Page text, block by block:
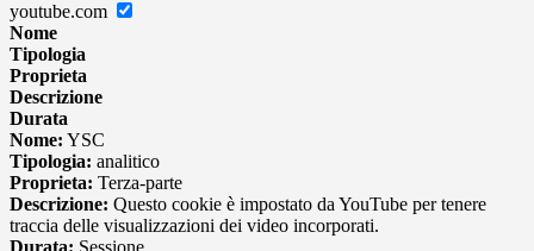
youtube.com
Nome
Tipologia
Proprieta
Descrizione
Durata
Nome: YSC
Tipologia: analitico
Proprieta: Terza-parte
Descrizione: Questo cookie è impostato da YouTube per tenere
traccia delle visualizzazioni dei video incorporati.